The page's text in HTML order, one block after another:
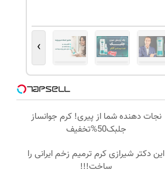
›
نجات دهنده شما از پیری! کرم جوانساز
جلبک50%تخفیف
این دکتر شیرازی کرم ترمیم زخم ایرانی را
ساخت!!!